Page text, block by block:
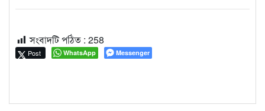
সংবাদটি পঠিত : 258
Post WhatsApp Messenger